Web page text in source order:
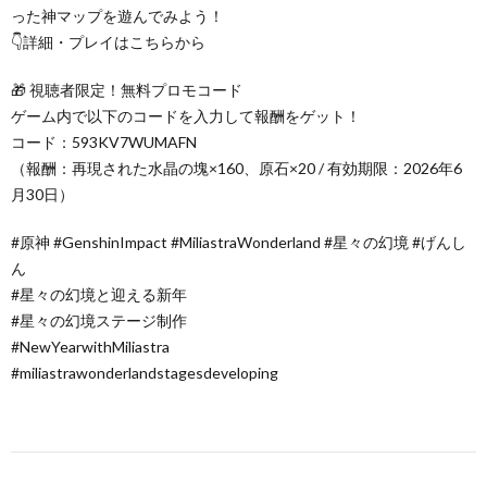
った神マップを遊んでみよう！
👇詳細・プレイはこちらから
🎁 視聴者限定！無料プロモコード
ゲーム内で以下のコードを入力して報酬をゲット！
コード：593KV7WUMAFN
（報酬：再現された水晶の塊×160、原石×20 / 有効期限：2026年6
月30日）
#原神 #GenshinImpact #MiliastraWonderland #星々の幻境 #げんし
ん
#星々の幻境と迎える新年
#星々の幻境ステージ制作
#NewYearwithMiliastra
#miliastrawonderlandstagesdeveloping